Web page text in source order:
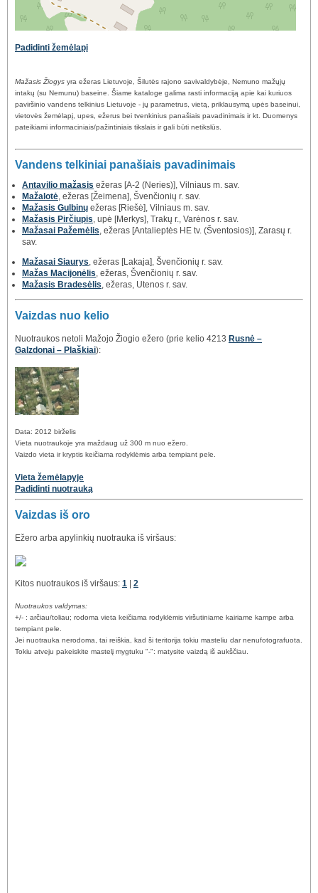
Padidinti žemėlapį
Mažasis Žiogys yra ežeras Lietuvoje, Šilutės rajono savivaldybėje, Nemuno mažųjų
intakų (su Nemunu) baseine. Šiame kataloge galima rasti informaciją apie kai kuriuos
paviršinio vandens telkinius Lietuvoje - jų parametrus, vietą, priklausymą upės baseinui,
vietovės žemėlapį, upes, ežerus bei tvenkinius panašiais pavadinimais ir kt. Duomenys
pateikiami informaciniais/pažintiniais tikslais ir gali būti netikslūs.
Vandens telkiniai panašiais pavadinimais
Antavilio mažasis ežeras [A-2 (Neries)], Vilniaus m. sav.
Mažalotė, ežeras [Žeimena], Švenčionių r. sav.
Mažasis Gulbinų ežeras [Riešė], Vilniaus m. sav.
Mažasis Pirčiupis, upė [Merkys], Trakų r., Varėnos r. sav.
Mažasai Pažemėlis, ežeras [Antalieptės HE tv. (Šventosios)], Zarasų r.
sav.
Mažasai Siaurys, ežeras [Lakaja], Švenčionių r. sav.
Mažas Macijonėlis, ežeras, Švenčionių r. sav.
Mažasis Bradesėlis, ežeras, Utenos r. sav.
Vaizdas nuo kelio
Nuotraukos netoli Mažojo Žiogio ežero (prie kelio 4213 Rusnė –
Galzdonai – Plaškiai):
Data: 2012 birželis
Vieta nuotraukoje yra maždaug už 300 m nuo ežero.
Vaizdo vieta ir kryptis keičiama rodyklėmis arba tempiant pele.
Vieta žemėlapyje
Padidinti nuotrauką
Vaizdas iš oro
Ežero arba apylinkių nuotrauka iš viršaus:
Kitos nuotraukos iš viršaus: 1 | 2
Nuotraukos valdymas:
+/- : arčiau/toliau; rodoma vieta keičiama rodyklėmis viršutiniame kairiame kampe arba
tempiant pele.
Jei nuotrauka nerodoma, tai reiškia, kad ši teritorija tokiu masteliu dar nenufotografuota.
Tokiu atveju pakeiskite mastelį mygtuku "-": matysite vaizdą iš aukščiau.